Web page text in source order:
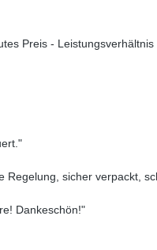
Preis -
Regelung, sicher verpackt,
Dankeschön!"